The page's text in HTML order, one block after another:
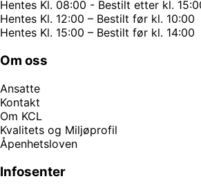
Hentes Kl. 08:00 - Bestilt etter kl.
Hentes Kl. 12:00 – Bestilt før kl. 10:00
Hentes Kl. 15:00 – Bestilt før kl. 14:00
Om oss
Ansatte
Kontakt
Om KCL
Kvalitets og Miljøprofil
Åpenhetsloven
Infosenter